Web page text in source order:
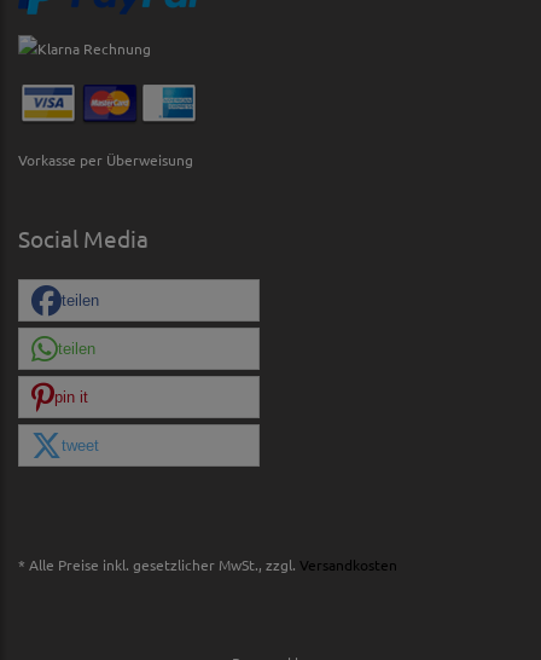
Vorkasse per Überweisung
Social Media
teilen
teilen
pin it
tweet
* Alle Preise inkl. gesetzlicher MwSt., zzgl. Versandkosten